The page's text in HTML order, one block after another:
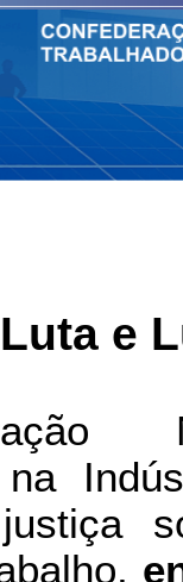
e
na